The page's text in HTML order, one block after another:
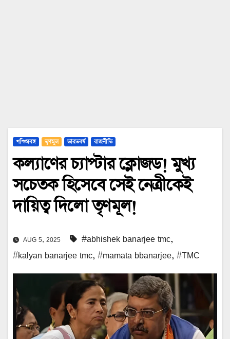
পশ্চিমবঙ্গ তৃণমূল ভারতবর্ষ রাজনীতি
কল্যাণের চ্যাপ্টার ক্লোজড! মুখ্য
সচেতক হিসেবে সেই নেত্রীকেই
দায়িত্ব দিলো তৃণমূল!
AUG 5, 2025 #abhishek banarjee tmc,
#kalyan banarjee tmc, #mamata bbanarjee, #TMC